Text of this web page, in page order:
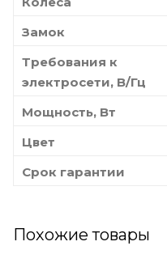
Замок
Требования к
электросети, В/Гц
Мощность, Вт
Цвет
Срок гарантии
Похожие товары